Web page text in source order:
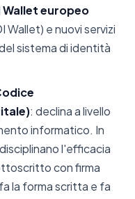
Wallet europeo
Wallet) e nuovi servizi
sistema di identità
: declina a livello
informatico. In
disciplinano l'efficacia
con firma
la forma scritta e fa